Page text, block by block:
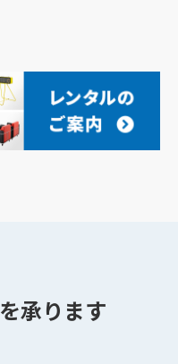
承ります